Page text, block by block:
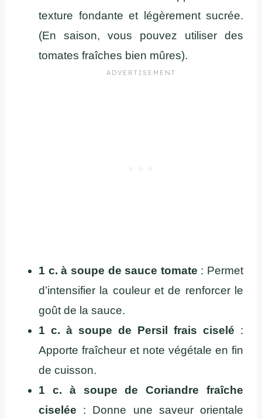
texture fondante et légèrement sucrée.
(En saison, vous pouvez utiliser des
tomates fraîches bien mûres).
1 c. à soupe de sauce tomate : Permet
d’intensifier la couleur et de renforcer le
goût de la sauce.
1 c. à soupe de Persil frais ciselé :
Apporte fraîcheur et note végétale en fin
de cuisson.
1 c. à soupe de Coriandre fraîche
ciselée : Donne une saveur orientale